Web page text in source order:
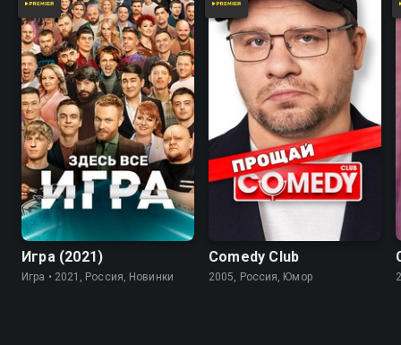
7.8
Игра (2021)
Игра • 2021, Россия, Новинки
Comedy Club
2005, Россия, Юмор